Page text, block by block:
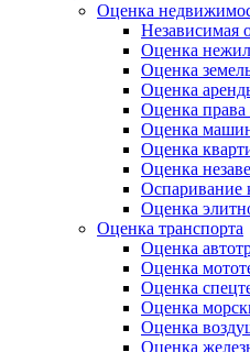
Оценка
Независимая
Оценка
Оценка
Оценка
Оценка права
Оценка
Оценка
Оценка
Оспаривание
Оценка
Оценка транспорта
Оценка
Оценка
Оценка
Оценка
Оценка
Оценка